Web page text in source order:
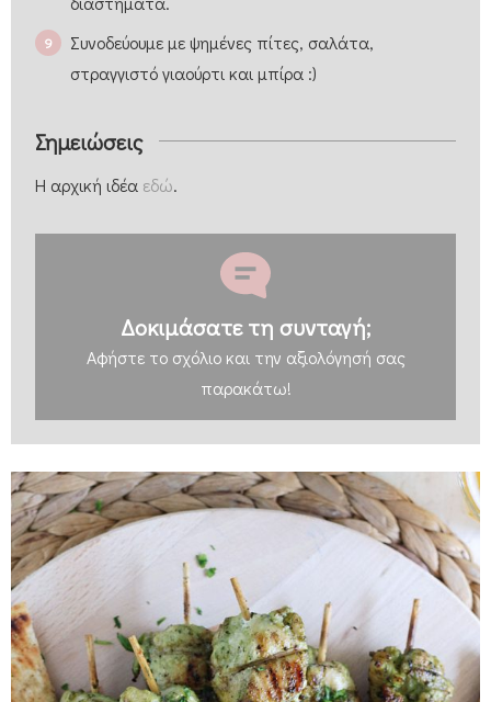
Συνοδεύουμε με ψημένες πίτες, σαλάτα,
στραγγιστό γιαούρτι και μπίρα :)
Σημειώσεις
Η αρχική ιδέα εδώ.
Δοκιμάσατε τη συνταγή;
Αφήστε το σχόλιο και την αξιολόγησή σας
παρακάτω!